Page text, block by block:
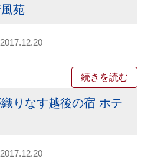
苑
2017.12.20
続きを読む
織りなす越後の宿 ホテ
2017.12.20